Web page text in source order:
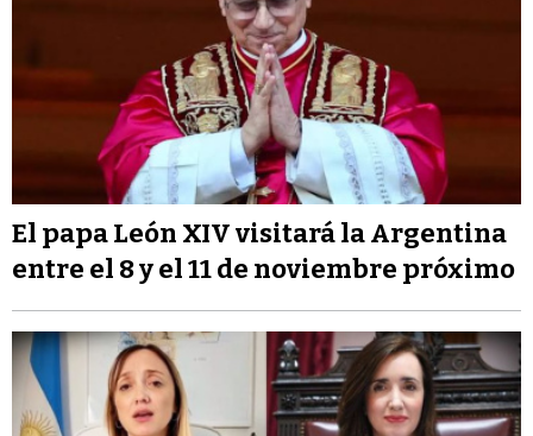
El papa León XIV visitará la Argentina
entre el 8 y el 11 de noviembre próximo